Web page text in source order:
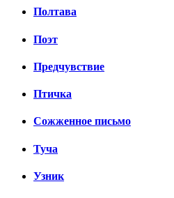
Полтава
Поэт
Предчувствие
Птичка
Сожженное письмо
Туча
Узник